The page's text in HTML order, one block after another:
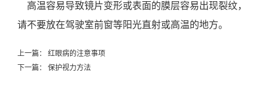
高温容易导致镜片变形或表面的膜层容易出现裂纹，
请不要放在驾驶室前窗等阳光直射或高温的地方。
上一篇： 红眼病的注意事项
下一篇： 保护视力方法